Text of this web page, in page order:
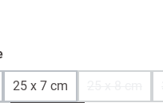
/ivory
ist zurzeit nicht verfügbar.)
auswählen
25 x 7 cm